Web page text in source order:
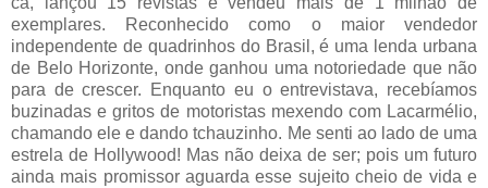
exemplares. Reconhecido como o maior vendedor
independente de quadrinhos do Brasil, é uma lenda urbana
de Belo Horizonte, onde ganhou uma notoriedade que não
para de crescer. Enquanto eu o entrevistava, recebíamos
buzinadas e gritos de motoristas mexendo com Lacarmélio,
chamando ele e dando tchauzinho. Me senti ao lado de uma
estrela de Hollywood! Mas não deixa de ser; pois um futuro
ainda mais promissor aguarda esse sujeito cheio de vida e